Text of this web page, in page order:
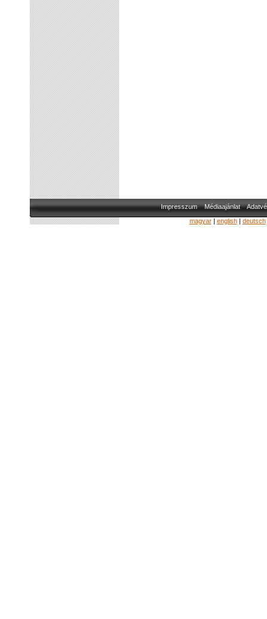
Impresszum Médiaajánlat
magyar| english| deutsch